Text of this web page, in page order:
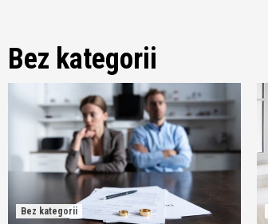
Bez kategorii
Bez kategorii